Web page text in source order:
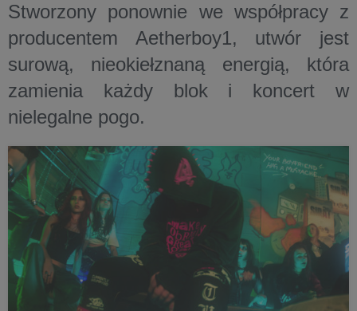
Stworzony ponownie we współpracy z
producentem Aetherboy1, utwór jest
surową, nieokiełznaną energią, która
zamienia każdy blok i koncert w
nielegalne pogo.